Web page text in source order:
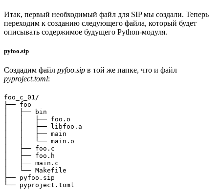
Итак, первый необходимый файл для SIP мы создали. Теперь
переходим к созданию следующего файла, который будет
описывать содержимое будущего Python-модуля.
pyfoo.sip
Создадим файл pyfoo.sip в той же папке, что и файл
pyproject.toml:
foo_c_01/
├── foo
│   ├── bin
│   │   ├── foo.o
│   │   ├── libfoo.a
│   │   ├── main
│   │   └── main.o
│   ├── foo.c
│   ├── foo.h
│   ├── main.c
│   └── Makefile
├── pyfoo.sip